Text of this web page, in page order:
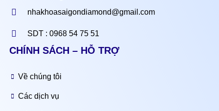
nhakhoasaigondiamond@gmail.com
SDT : 0968 54 75 51
CHÍNH SÁCH – HỖ TRỢ
Về chúng tôi
Các dịch vụ